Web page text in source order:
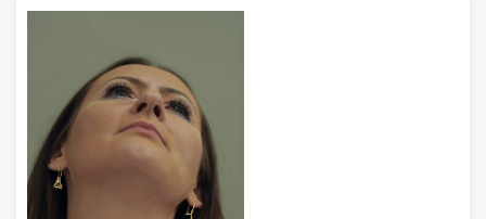
Bądź na bieżąco
Porady
Lektury
Ciało